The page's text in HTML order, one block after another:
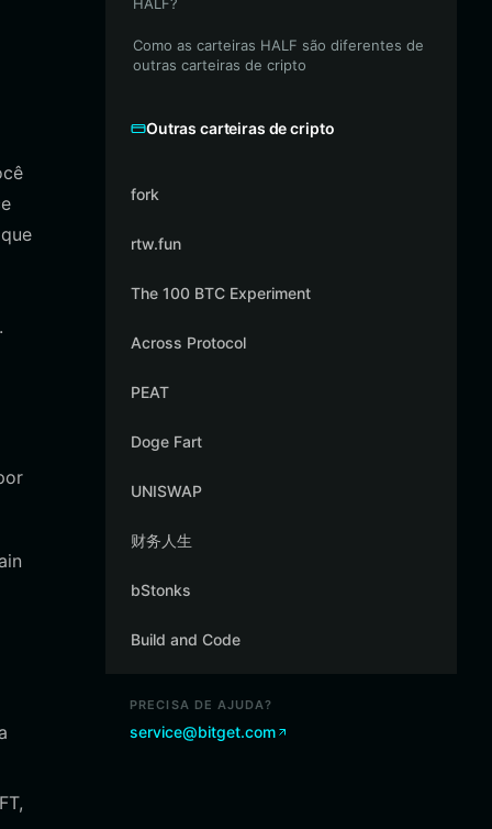
Como as carteiras HALF são diferentes de
outras carteiras de cripto
Outras carteiras de cripto
fork
rtw.fun
The 100 BTC Experiment
Across Protocol
PEAT
Doge Fart
UNISWAP
财务人生
bStonks
Build and Code
PRECISA DE AJUDA?
service@bitget.com